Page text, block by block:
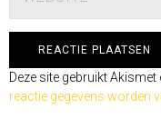
Deze site gebruikt
reactie gegevens worden